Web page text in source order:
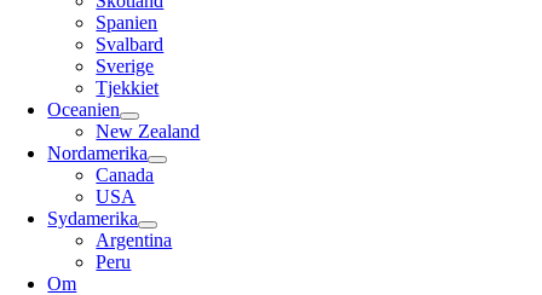
Spanien
Svalbard
Sverige
Tjekkiet
Oceanien
New Zealand
Nordamerika
Canada
USA
Sydamerika
Argentina
Peru
Om